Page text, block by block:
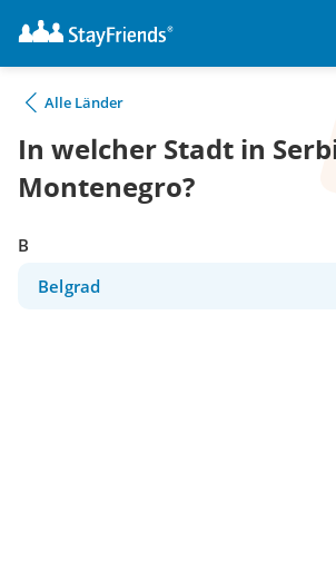
Alle Länder
In welcher Stadt in
Montenegro?
B
Belgrad